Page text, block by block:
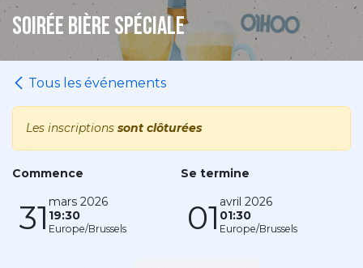
Soirée Bière Spéciale
Tous les événements
Les inscriptions sont clôturées
Commence
31 mars 2026
19:30
Europe/Brussels
Se termine
01 avril 2026
01:30
Europe/Brussels